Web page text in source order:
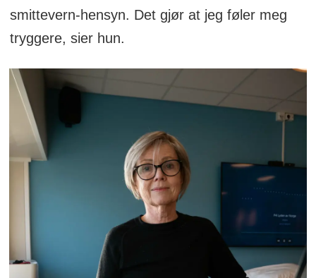
smittevern-hensyn. Det gjør at jeg føler meg
tryggere, sier hun.